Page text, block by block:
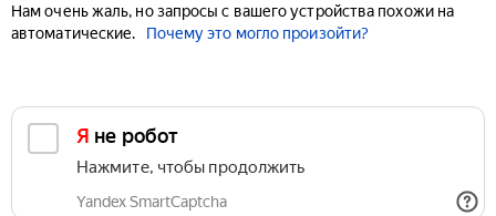
Нам очень жаль, но запросы с вашего устройства похожи на
автоматические.
Почему это могло произойти?
Я не робот
Нажмите, чтобы продолжить
Yandex SmartCaptcha